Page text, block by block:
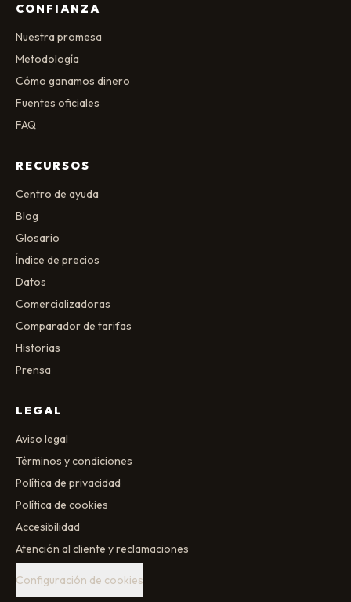
CONFIANZA
Nuestra promesa
Metodología
Cómo ganamos dinero
Fuentes oficiales
FAQ
RECURSOS
Centro de ayuda
Blog
Glosario
Índice de precios
Datos
Comercializadoras
Comparador de tarifas
Historias
Prensa
LEGAL
Aviso legal
Términos y condiciones
Política de privacidad
Política de cookies
Accesibilidad
Atención al cliente y reclamaciones
Configuración de cookies